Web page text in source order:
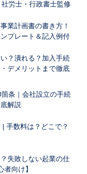
労士・行政書士監修
業計画書の書き方！
プレート＆記入例付
？潰れる？加入手続
デメリットまで徹底
箇条｜会社設立の手続
解説
手数料は？どこで？
失敗しない起業の仕
向け】